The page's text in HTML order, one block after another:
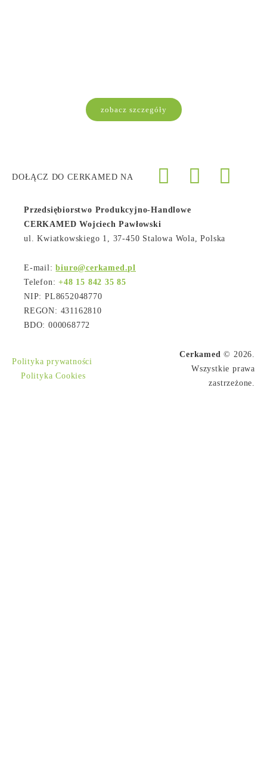
zobacz szczegóły
DOŁĄCZ DO CERKAMED NA
Przedsiębiorstwo Produkcyjno-Handlowe
CERKAMED Wojciech Pawłowski
ul. Kwiatkowskiego 1, 37-450 Stalowa Wola, Polska
E-mail:biuro@cerkamed.pl
Telefon:+48 15 842 35 85
NIP: PL8652048770
REGON: 431162810
BDO: 000068772
Polityka prywatności
Polityka Cookies
Cerkamed © 2026.
Wszystkie prawa
zastrzeżone.